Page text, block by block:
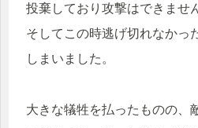
投棄しており攻撃はできませ
そしてこの時逃げ切れなかっ
しまいました。
大きな犠牲を払ったものの、